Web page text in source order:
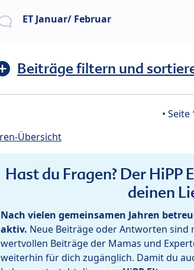
ET Januar/ Februar
Beiträge filtern und
• Seite
Übersicht
Hast du Fragen? Der
deinen
Nach vielen gemeinsamen Jahren
aktiv. Neue Beiträge oder Antworten sind
wertvollen Beiträge der Mamas und
weiterhin für dich zugänglich. Damit du